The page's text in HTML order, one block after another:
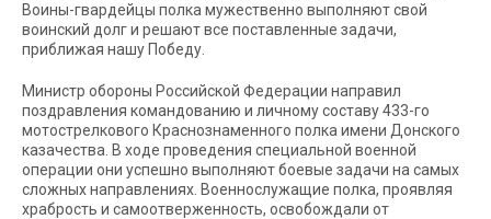
Воины-гвардейцы полка мужественно выполняют свой
воинский долг и решают все поставленные задачи,
приближая нашу Победу.
Министр обороны Российской Федерации направил
поздравления командованию и личному составу 433-го
мотострелкового Краснознаменного полка имени Донского
казачества. В ходе проведения специальной военной
операции они успешно выполняют боевые задачи на самых
сложных направлениях. Военнослужащие полка, проявляя
храбрость и самоотверженность, освобождали от